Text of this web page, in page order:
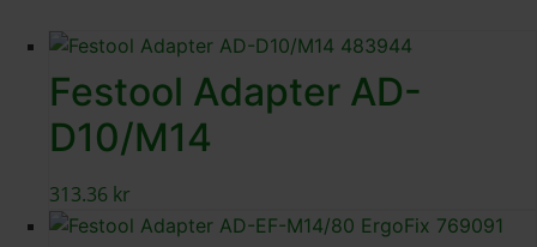
Festool Adapter AD-
D10/M14
313.36 kr